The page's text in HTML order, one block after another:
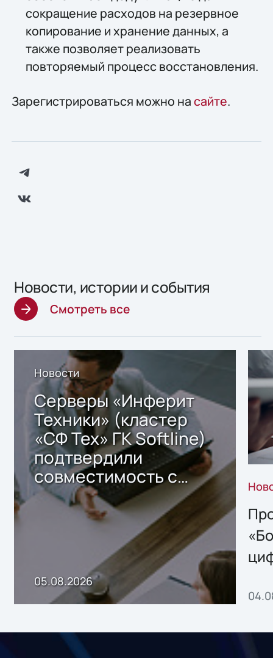
сокращение расходов на резервное
копирование и хранение данных, а
также позволяет реализовать
повторяемый процесс восстановления.
Зарегистрироваться можно насайте.
Новости, истории и события
Смотреть все
Новости
Серверы «Инферит
Техники» (кластер
«СФ Тех» ГК Softline)
подтвердили
совместимость с
решением Sharx
Storage 2.x для
хранения данных
05.08.2026